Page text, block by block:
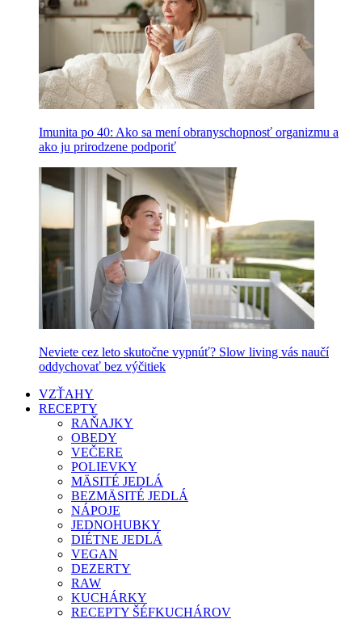
Imunita po 40: Ako sa mení obranyschopnosť organizmu a
ako ju prirodzene podporiť
Neviete cez leto skutočne vypnúť? Slow living vás naučí
oddychovať bez výčitiek
VZŤAHY
RECEPTY
RAŇAJKY
OBEDY
VEČERE
POLIEVKY
MÄSITÉ JEDLÁ
BEZMÄSITÉ JEDLÁ
NÁPOJE
JEDNOHUBKY
DIÉTNE JEDLÁ
VEGAN
DEZERTY
RAW
KUCHÁRKY
RECEPTY ŠÉFKUCHÁROV